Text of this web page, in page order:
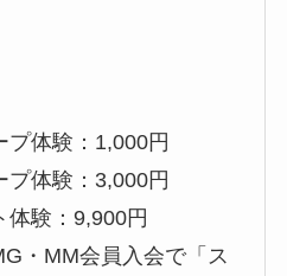
プ体験：1,000円
プ体験：3,000円
体験：9,900円
・MM会員入会で「ス